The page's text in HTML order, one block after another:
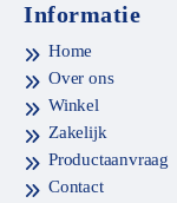
Informatie
Home
Over ons
Winkel
Zakelijk
Productaanvraag
Contact